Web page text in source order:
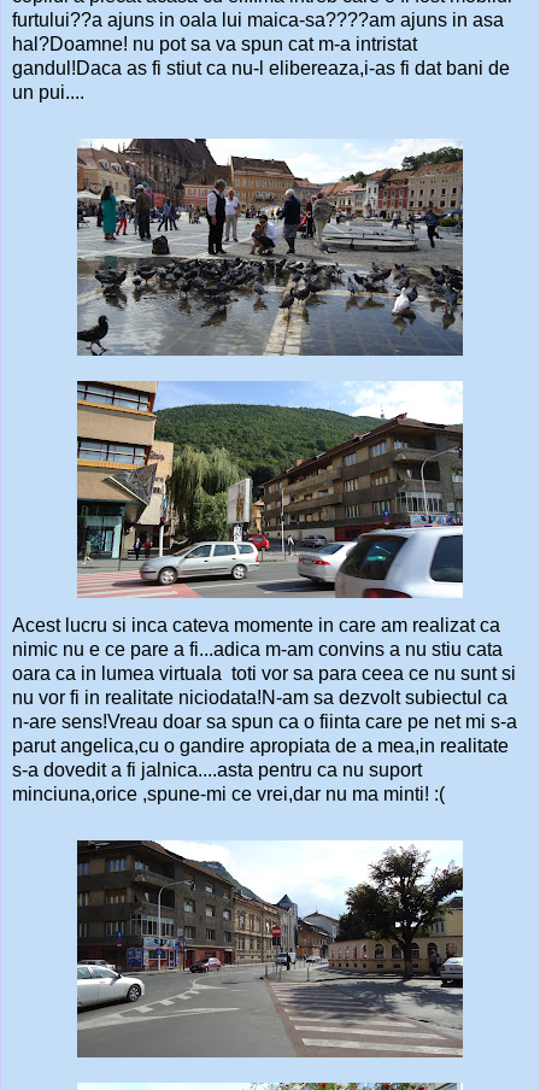
furtului??a ajuns in oala lui maica-sa????am ajuns in asa
hal?Doamne! nu pot sa va spun cat m-a intristat
gandul!Daca as fi stiut ca nu-l elibereaza,i-as fi dat bani de
un pui....
Acest lucru si inca cateva momente in care am realizat ca
nimic nu e ce pare a fi...adica m-am convins a nu stiu cata
oara ca in lumea virtuala toti vor sa para ceea ce nu sunt si
nu vor fi in realitate niciodata!N-am sa dezvolt subiectul ca
n-are sens!Vreau doar sa spun ca o fiinta care pe net mi s-a
parut angelica,cu o gandire apropiata de a mea,in realitate
s-a dovedit a fi jalnica....asta pentru ca nu suport
minciuna,orice ,spune-mi ce vrei,dar nu ma minti! :(